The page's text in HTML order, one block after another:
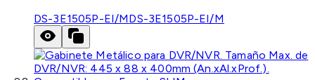
DS-3E1505P-EI/MDS-3E1505P-EI/M